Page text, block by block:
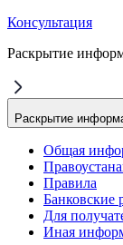
Консультация
Раскрытие
Раскрытие
Общая
Правила
Банковские
Для
Иная